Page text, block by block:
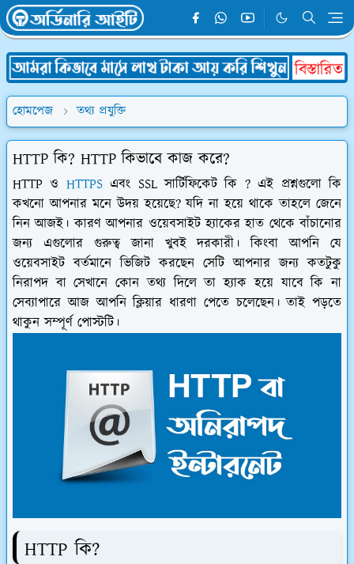
হোমপেজ তথ্য প্রযুক্তি
HTTP কি? HTTP কিভাবে কাজ করে?
HTTP ও HTTPSএবং SSL সার্টিফিকেট কি ? এই প্রশ্নগুলো কি
কখনো আপনার মনে উদয় হয়েছে? যদি না হয়ে থাকে তাহলে জেনে
নিন আজই। কারণ আপনার ওয়েবসাইট হ্যাকের হাত থেকে বাঁচানোর
জন্য এগুলোর গুরুত্ব জানা খুবই দরকারী। কিংবা আপনি যে
ওয়েবসাইট বর্তমানে ভিজিট করছেন সেটি আপনার জন্য কতটুকু
নিরাপদ বা সেখানে কোন তথ্য দিলে তা হ্যাক হয়ে যাবে কি না
সেব্যাপারে আজ আপনি ক্লিয়ার ধারণা পেতে চলেছেন। তাই পড়তে
থাকুন সম্পূর্ণ পোস্টটি।
HTTP কি?